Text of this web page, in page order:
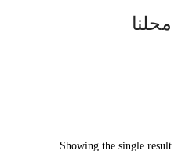
محلنا
Showing the single result